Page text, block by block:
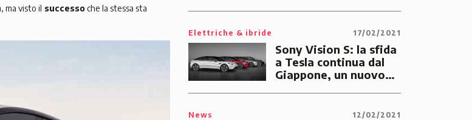
ma visto il successoche la stessa sta
Elettriche & ibride 17/02/2021
Sony Vision S: la sfida
a Tesla continua dal
Giappone, un nuovo
News 12/02/2021